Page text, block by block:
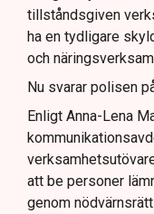
tillståndsgiven
ha en tydligare
och
Nu svarar polisen
Enligt Anna-Lena
att be personer
genom